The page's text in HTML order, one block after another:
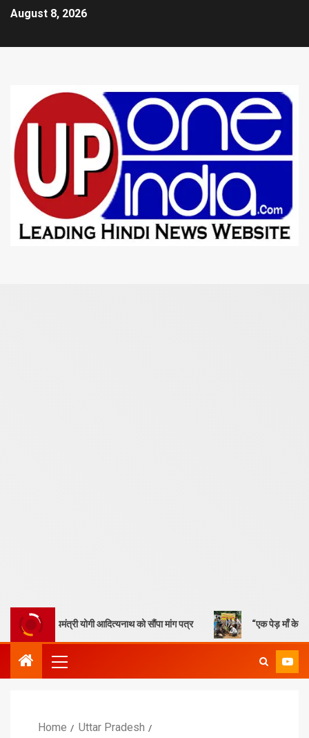
August 8, 2026
योगी आदित्यनाथ को सौंपा मांग पत्र “एक पेड़ माँ के नाम” – सेण्ट
Home
Uttar Pradesh